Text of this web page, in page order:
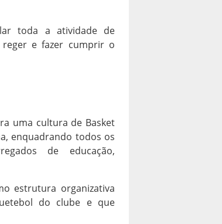
toda a atividade de
e fazer cumprir o
uma cultura de Basket
enquadrando todos os
de educação,
estrutura organizativa
do clube e que